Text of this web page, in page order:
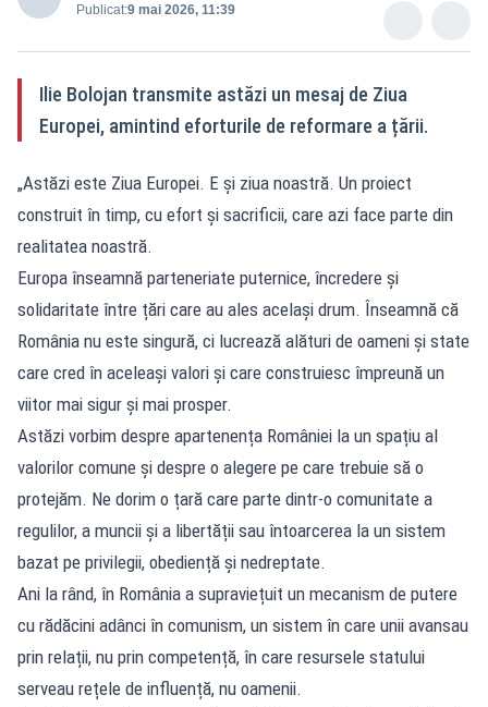
Publicat:9 mai 2026, 11:39
Ilie Bolojan transmite astăzi un mesaj de Ziua
Europei, amintind eforturile de reformare a țării.
„Astăzi este Ziua Europei. E și ziua noastră. Un proiect
construit în timp, cu efort și sacrificii, care azi face parte din
realitatea noastră.
Europa înseamnă parteneriate puternice, încredere și
solidaritate între țări care au ales același drum. Înseamnă că
România nu este singură, ci lucrează alături de oameni și state
care cred în aceleași valori și care construiesc împreună un
viitor mai sigur și mai prosper.
Astăzi vorbim despre apartenența României la un spațiu al
valorilor comune și despre o alegere pe care trebuie să o
protejăm. Ne dorim o țară care parte dintr-o comunitate a
regulilor, a muncii și a libertății sau întoarcerea la un sistem
bazat pe privilegii, obediență și nedreptate.
Ani la rând, în România a supraviețuit un mecanism de putere
cu rădăcini adânci în comunism, un sistem în care unii avansau
prin relații, nu prin competență, în care resursele statului
serveau rețele de influență, nu oamenii.